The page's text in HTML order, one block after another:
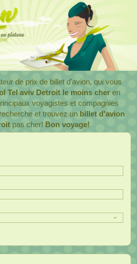
de prix de billet d'avion, qui vous
Tel aviv Detroit le moins cher en
voyagistes et compagnies
et trouvez un billet d'avion
pas cher! Bon voyage!